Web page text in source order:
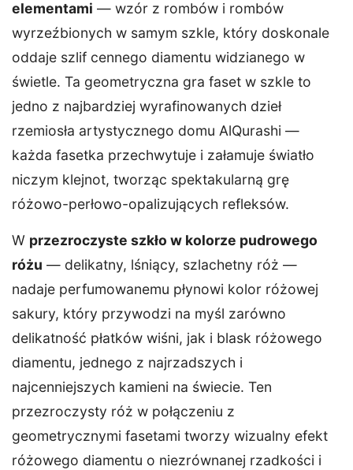
elementami — wzór z rombów i rombów
wyrzeźbionych w samym szkle, który doskonale
oddaje szlif cennego diamentu widzianego w
świetle. Ta geometryczna gra faset w szkle to
jedno z najbardziej wyrafinowanych dzieł
rzemiosła artystycznego domu AlQurashi —
każda fasetka przechwytuje i załamuje światło
niczym klejnot, tworząc spektakularną grę
różowo-perłowo-opalizujących refleksów.
W przezroczyste szkło w kolorze pudrowego
różu — delikatny, lśniący, szlachetny róż —
nadaje perfumowanemu płynowi kolor różowej
sakury, który przywodzi na myśl zarówno
delikatność płatków wiśni, jak i blask różowego
diamentu, jednego z najrzadszych i
najcenniejszych kamieni na świecie. Ten
przezroczysty róż w połączeniu z
geometrycznymi fasetami tworzy wizualny efekt
różowego diamentu o niezrównanej rzadkości i